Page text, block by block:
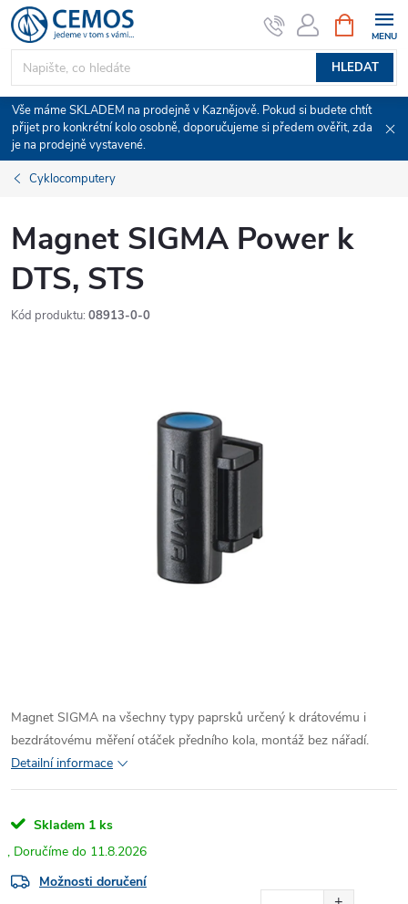
Přejít
na
obsah
HLEDAT
NÁKUPNÍ
KOŠÍK
Vše máme SKLADEM na prodejně v Kaznějově. Pokud si budete chtít
přijet pro konkrétní kolo osobně, doporučujeme si předem ověřit, zda
je na prodejně vystavené.
Cyklocomputery
Magnet SIGMA Power k
DTS, STS
Kód produktu: 08913-0-0
Magnet SIGMA na všechny typy paprsků určený k drátovému i
bezdrátovému měření otáček předního kola, montáž bez nářadí.
Detailní informace
Skladem 1 ks
11.8.2026
Možnosti doručení